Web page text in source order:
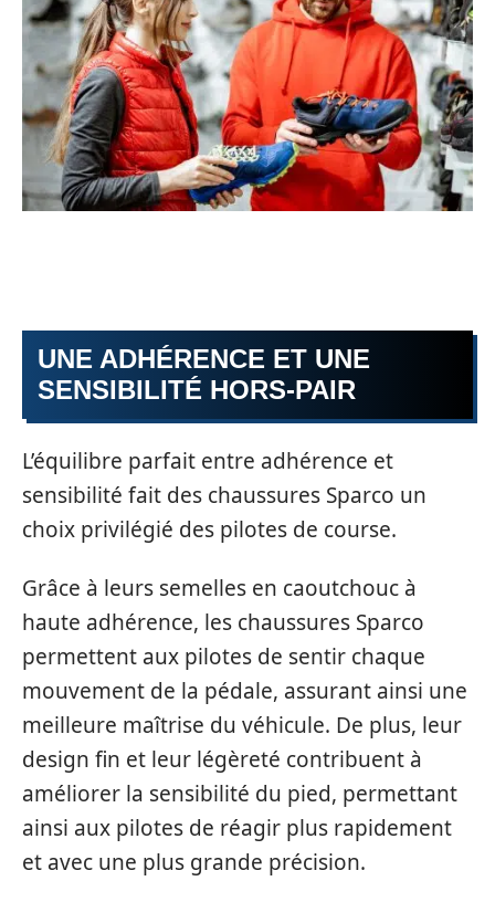
UNE ADHÉRENCE ET UNE
SENSIBILITÉ HORS-PAIR
L’équilibre parfait entre adhérence et
sensibilité fait des chaussures Sparco un
choix privilégié des pilotes de course.
Grâce à leurs semelles en caoutchouc à
haute adhérence, les chaussures Sparco
permettent aux pilotes de sentir chaque
mouvement de la pédale, assurant ainsi une
meilleure maîtrise du véhicule. De plus, leur
design fin et leur légèreté contribuent à
améliorer la sensibilité du pied, permettant
ainsi aux pilotes de réagir plus rapidement
et avec une plus grande précision.